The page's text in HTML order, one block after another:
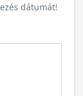
dátumát!